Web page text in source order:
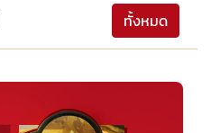
ทั้งหมด